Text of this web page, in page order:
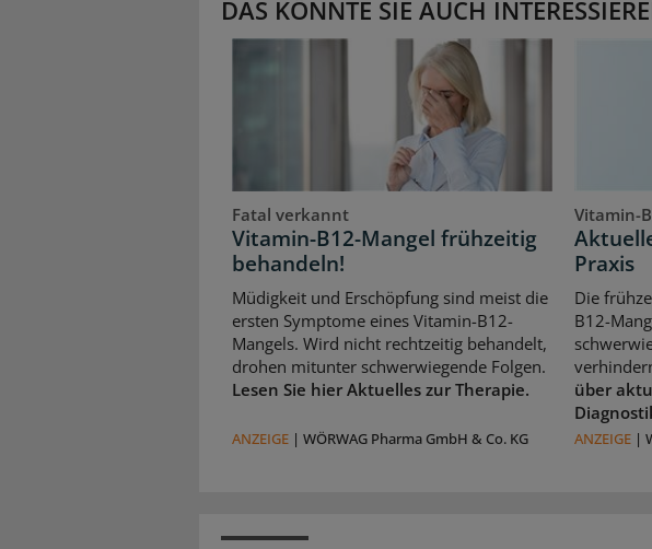
DAS KÖNNTE SIE AUCH
Fatal verkannt
Vitamin-B12-Mangel frühzeitig
behandeln!
Müdigkeit und Erschöpfung sind meist die
ersten Symptome eines Vitamin-B12-
Mangels. Wird nicht rechtzeitig behandelt,
drohen mitunter schwerwiegende Folgen.
Lesen Sie hier Aktuelles zur Therapie.
ANZEIGE | WÖRWAG Pharma GmbH & Co. KG
Vitamin-
Praxis
Die
B12-
über
ANZEIGE |